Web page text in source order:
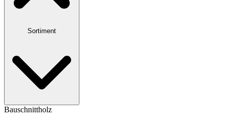
Sortiment
Bauschnittholz